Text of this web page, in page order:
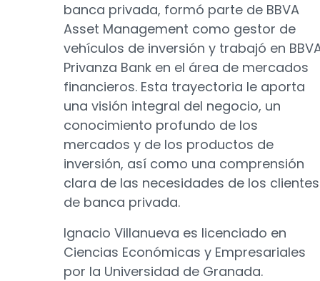
banca privada, formó parte de BBVA
Asset Management como gestor de
vehículos de inversión y trabajó en
Privanza Bank en el área de mercados
financieros. Esta trayectoria le aporta
una visión integral del negocio, un
conocimiento profundo de los
mercados y de los productos de
inversión, así como una comprensión
clara de las necesidades de los clientes
de banca privada.
Ignacio Villanueva es licenciado en
Ciencias Económicas y Empresariales
por la Universidad de Granada.